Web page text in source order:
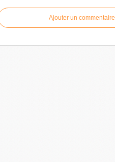
Ajouter un commentaire